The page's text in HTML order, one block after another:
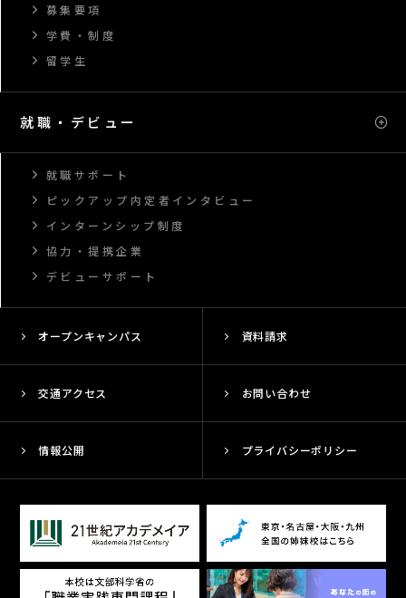
募集要項
学費・制度
留学生
就職・デビュー
就職サポート
ピックアップ内定者インタビュー
インターンシップ制度
協力・提携企業
デビューサポート
オープンキャンパス 資料請求
交通アクセス お問い合わせ
情報公開 プライバシーポリシー